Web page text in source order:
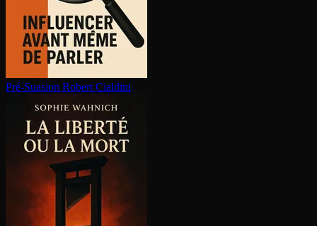
Pré-Suasion Robert Cialdini